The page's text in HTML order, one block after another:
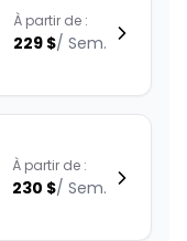
À partir de :
229 $/ Sem.
À partir de :
230 $/ Sem.